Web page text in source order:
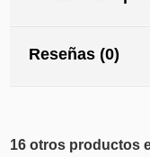
Reseñas (0)
16 otros productos